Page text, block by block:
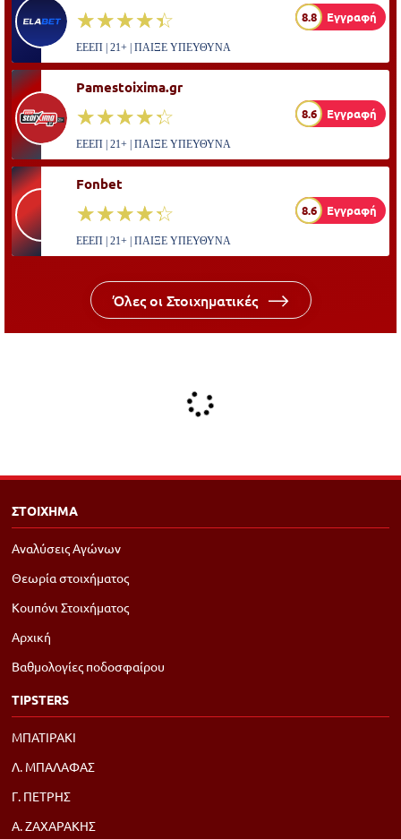
☆☆☆☆☆
★★★★★ 8.8 Εγγραφή
ΕΕΕΠ | 21+ | ΠΑΙΞΕ ΥΠΕΥΘΥΝΑ
Pamestoixima.gr
☆☆☆☆☆
★★★★★ 8.6 Εγγραφή
ΕΕΕΠ | 21+ | ΠΑΙΞΕ ΥΠΕΥΘΥΝΑ
Fonbet
☆☆☆☆☆
★★★★★ 8.6 Εγγραφή
ΕΕΕΠ | 21+ | ΠΑΙΞΕ ΥΠΕΥΘΥΝΑ
Όλες οι Στοιχηματικές
ΣΤΟΙΧΗΜΑ
Αναλύσεις Αγώνων
Θεωρία στοιχήματος
Κουπόνι Στοιχήματος
Αρχική
Βαθμολογίες ποδοσφαίρου
TIPSTERS
ΜΠΑΤΙΡΑΚΙ
Λ. ΜΠΑΛΑΦΑΣ
Γ. ΠΕΤΡΗΣ
Α. ΖΑΧΑΡΑΚΗΣ